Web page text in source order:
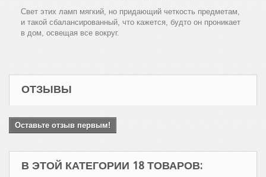
Свет этих ламп мягкий, но придающий четкость предметам,
и такой сбалансированный, что кажется, будто он проникает
в дом, освещая все вокруг.
ОТЗЫВЫ
Оставьте отзыв первым!
В ЭТОЙ КАТЕГОРИИ 18 ТОВАРОВ: